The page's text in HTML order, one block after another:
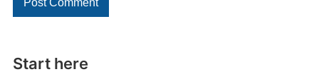
Start here